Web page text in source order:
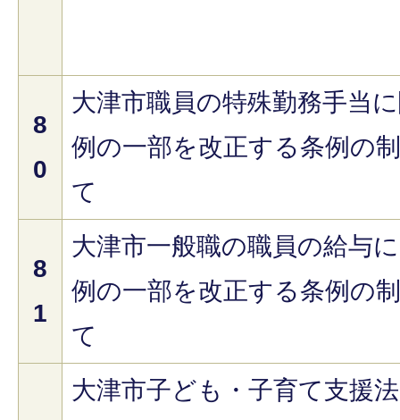
8
0
大津市職員の特殊勤務手当
例の一部を改正する条例の
て
8
1
大津市一般職の職員の給与
例の一部を改正する条例の
て
大津市子ども・子育て支援